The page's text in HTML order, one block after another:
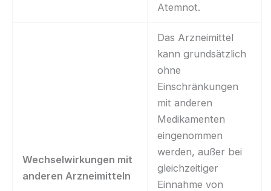
Atemnot.
Wechselwirkungen mit
anderen Arzneimitteln
Das Arzneimittel
kann grundsätzlich
ohne
Einschränkungen
mit anderen
Medikamenten
eingenommen
werden, außer bei
gleichzeitiger
Einnahme von